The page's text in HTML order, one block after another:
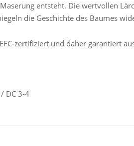
entsteht. Die wertvollen
die Geschichte des Baumes
zertifiziert und daher garantiert
DC 3-4